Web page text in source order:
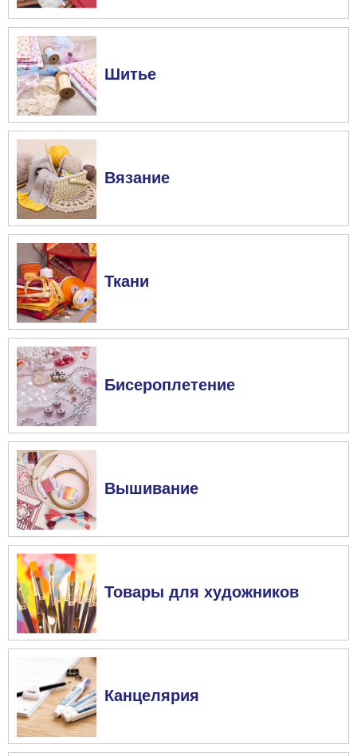
Шитье
Вязание
Ткани
Бисероплетение
Вышивание
Товары для художников
Канцелярия